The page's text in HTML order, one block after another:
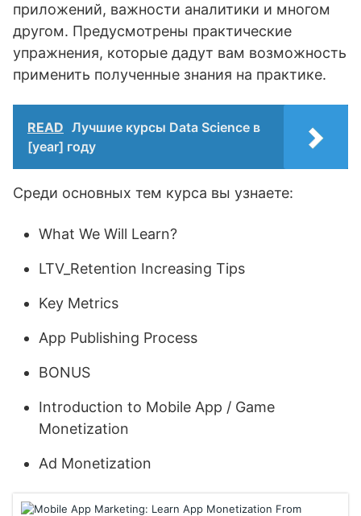
приложений, важности аналитики и многом
другом. Предусмотрены практические
упражнения, которые дадут вам возможность
применить полученные знания на практике.
READ Лучшие курсы Data Science в
[year] году
Среди основных тем курса вы узнаете:
What We Will Learn?
LTV_Retention Increasing Tips
Key Metrics
App Publishing Process
BONUS
Introduction to Mobile App / Game
Monetization
Ad Monetization